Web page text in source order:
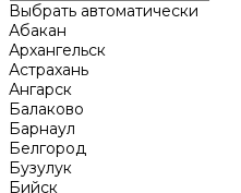
Выбрать автоматически
Абакан
Архангельск
Астрахань
Ангарск
Балаково
Барнаул
Белгород
Бузулук
Бийск